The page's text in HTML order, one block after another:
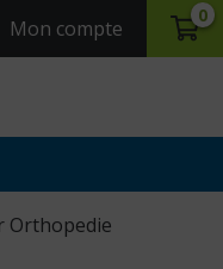
Mon compte
0
Orthopedie